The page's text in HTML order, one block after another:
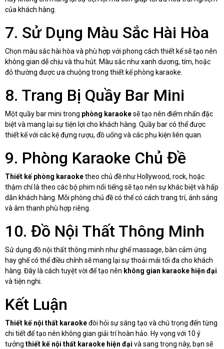
của khách hàng.
7. Sử Dụng Màu Sắc Hài Hòa
Chọn màu sắc hài hòa và phù hợp với phong cách thiết kế sẽ tạo nên
không gian dễ chịu và thu hút. Màu sắc như xanh dương, tím, hoặc
đỏ thường được ưa chuộng trong thiết kế phòng karaoke.
8. Trang Bị Quầy Bar Mini
Một quầy bar mini trong phòng karaokesẽ tạo nên điểm nhấn đặc
biệt và mang lại sự tiện lợi cho khách hàng. Quầy bar có thể được
thiết kế với các kệ đựng rượu, đồ uống và các phụ kiện liên quan.
9. Phòng Karaoke Chủ Đề
Thiết kế phòng karaoketheo chủ đề như Hollywood, rock, hoặc
thậm chí là theo các bộ phim nổi tiếng sẽ tạo nên sự khác biệt và hấp
dẫn khách hàng. Mỗi phòng chủ đề có thể có cách trang trí, ánh sáng
và âm thanh phù hợp riêng.
10. Đồ Nội Thất Thông Minh
Sử dụng đồ nội thất thông minh như ghế massage, bàn cảm ứng
hay ghế có thể điều chỉnh sẽ mang lại sự thoải mái tối đa cho khách
hàng. Đây là cách tuyệt vời để tạo nên không gian karaoke hiện đại
và tiện nghi.
Kết Luận
Thiết kế nội thất karaokeđòi hỏi sự sáng tạo và chú trọng đến từng
chi tiết để tạo nên không gian giải trí hoàn hảo. Hy vọng với 10 ý
tưởng thiết kế nội thất karaoke hiện đại và sang trọng này, bạn sẽ